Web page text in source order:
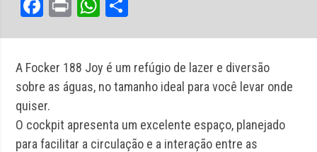
A Focker 188 Joy é um refúgio de lazer e diversão
sobre as águas, no tamanho ideal para você levar onde
quiser.
O cockpit apresenta um excelente espaço, planejado
para facilitar a circulação e a interação entre as
Facebook
PrintWhatsApp